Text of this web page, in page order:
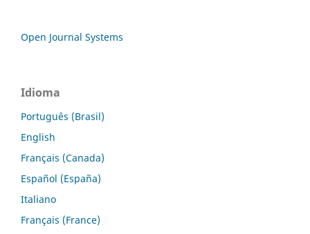
Open Journal Systems
Idioma
Português (Brasil)
English
Français (Canada)
Español (España)
Italiano
Français (France)